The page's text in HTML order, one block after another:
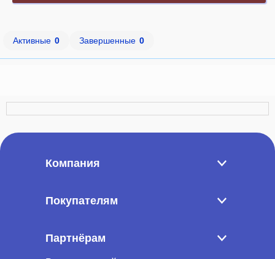
Активные 0 Завершенные 0
Компания
Покупателям
Партнёрам